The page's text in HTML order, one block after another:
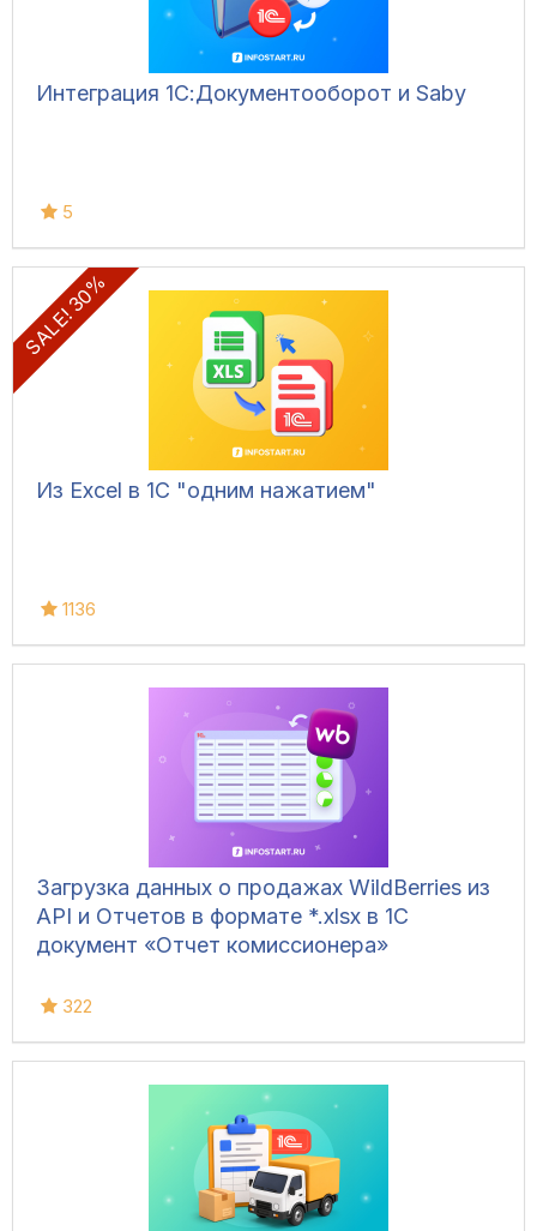
Интеграция 1С:Документооборот и Saby
5
SALE! 30%
Из Excel в 1С "одним нажатием"
1136
Загрузка данных о продажах WildBerries из
API и Отчетов в формате *.xlsx в 1С
документ «Отчет комиссионера»
322